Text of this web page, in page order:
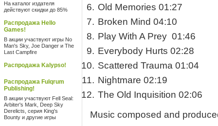
На каталог издателя
действуют скидки до 85%
Распродажа Hello
Games!
В акции участвуют игры No
Man's Sky, Joe Danger и The
Last Campfire
Распродажа Kalypso!
Распродажа Fulqrum
Publishing!
В акции участвуют Fell Seal:
Arbiter's Mark, Deep Sky
Derelicts, серия King's
Bounty и другие игры
Old Memories 01:27
Broken Mind 04:10
Play With A Prey 01:46
Everybody Hurts 02:28
Scattered Trauma 01:04
Nightmare 02:19
The Old Inquisition 02:06
Music composed and